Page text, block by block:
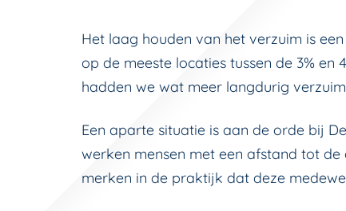
Het laag houden van het verzuim is
op de meeste locaties tussen de 3%
hadden we wat meer langdurig
Een aparte situatie is aan de orde bij
werken mensen met een afstand tot
merken in de praktijk dat deze